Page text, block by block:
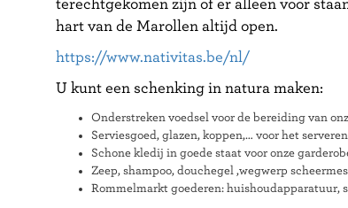
terechtgekomen zijn of er alleen voor
hart van de Marollen altijd open.
https://www.nativitas.be/nl/
U kunt een schenking in natura maken:
Onderstreken voedsel voor de bereiding van
Serviesgoed, glazen, koppen,… voor het
Schone kledij in goede staat voor onze
Zeep, shampoo, douchegel ,wegwerp
Rommelmarkt goederen: huishoudapparatuur,